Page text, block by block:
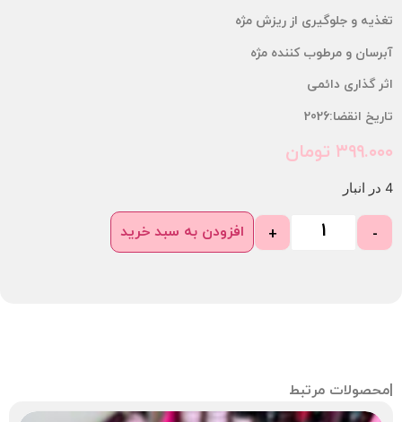
و جلوگیری از ریزش مژه
و مرطوب کننده مژه
گذاری دائمی
انقضا:2026
تومان
افزودن به سبد خرید
مرتبط